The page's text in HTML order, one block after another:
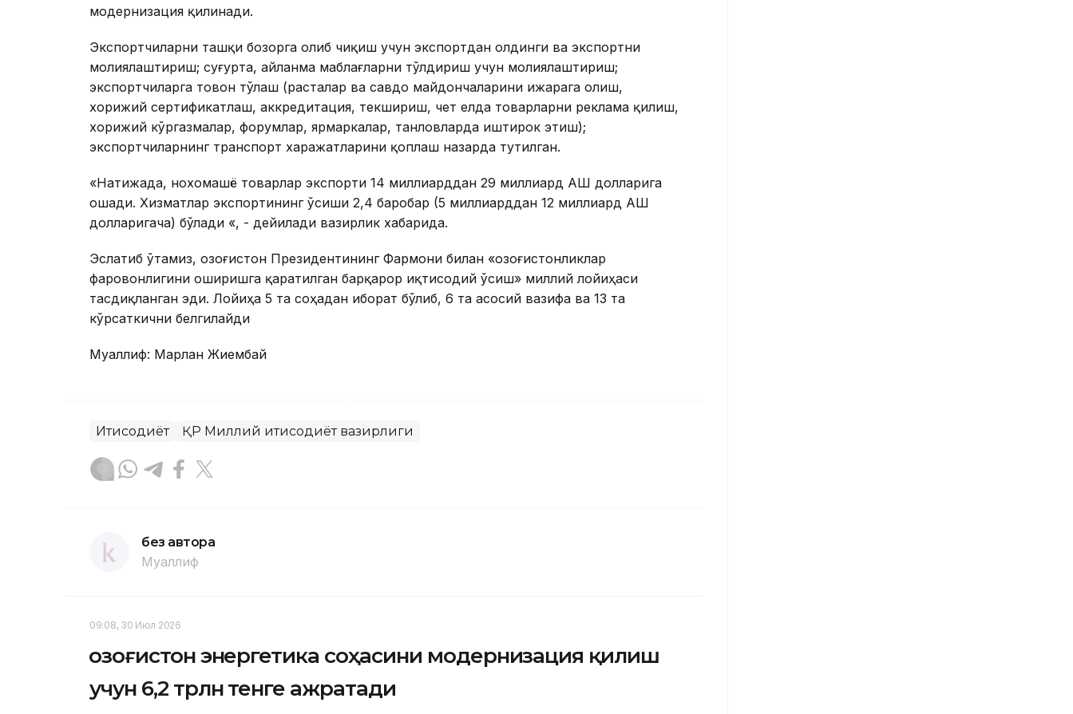
модернизация қилинади.
Экспортчиларни ташқи бозорга олиб чиқиш учун экспортдан олдинги ва экспортни
молиялаштириш; суғурта, айланма маблағларни тўлдириш учун молиялаштириш;
экспортчиларга товон тўлаш (расталар ва савдо майдончаларини ижарага олиш,
хорижий сертификатлаш, аккредитация, текшириш, чет елда товарларни реклама қилиш,
хорижий кўргазмалар, форумлар, ярмаркалар, танловларда иштирок этиш);
экспортчиларнинг транспорт харажатларини қоплаш назарда тутилган.
«Натижада, нохомашё товарлар экспорти 14 миллиарддан 29 миллиард AҚШ долларига
ошади. Хизматлар экспортининг ўсиши 2,4 баробар (5 миллиарддан 12 миллиард AҚШ
долларигача) бўлади «, - дейилади вазирлик хабарида.
Эслатиб ўтамиз, Қозоғистон Президентининг Фармони билан «Қозоғистонликлар
фаровонлигини оширишга қаратилган барқарор иқтисодий ўсиш» миллий лойиҳаси
тасдиқланган эди. Лойиҳа 5 та соҳадан иборат бўлиб, 6 та асосий вазифа ва 13 та
кўрсаткични белгилайди
Муаллиф: Марлан Жиембай
Иқтисодиёт ҚР Миллий иқтисодиёт вазирлиги
без автора
Муаллиф
09:08, 30 Июл 2026
Қозоғистон энергетика соҳасини модернизация қилиш
учун 6,2 трлн тенге ажратади